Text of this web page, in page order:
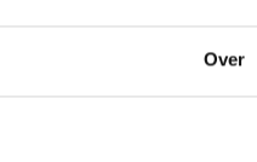
Over
zou